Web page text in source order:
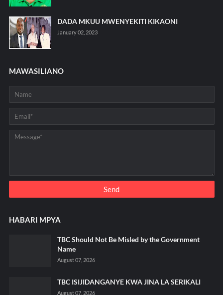
DADA MKUU MWENYEKITI KIKAONI
January 02, 2023
MAWASILIANO
HABARI MPYA
TBC Should Not Be Misled by the Government
Name
August 07, 2026
TBC ISIJIDANGANYE KWA JINA LA SERIKALI
August 07, 2026